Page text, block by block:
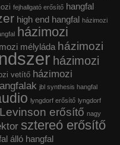
fejhallgató erősítő hangfal
high end hangfal házimozi
házimozi
mélyláda házimozi
házimozi
vetítő házimozi
jbl synthesis hangfal
lyngdorf erősítő lyngdorf
erősítő nagy
sztereó erősítő
álló hangfal